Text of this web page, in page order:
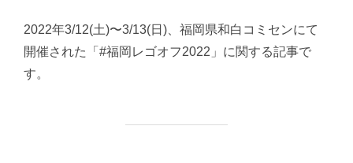
2022年3/12(土)〜3/13(日)、福岡県和白コミセンにて
開催された「#福岡レゴオフ2022」に関する記事で
す。